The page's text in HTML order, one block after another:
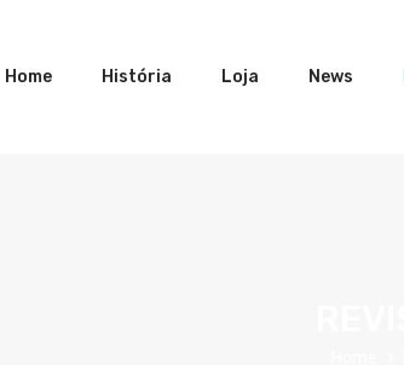
Home História Loja News